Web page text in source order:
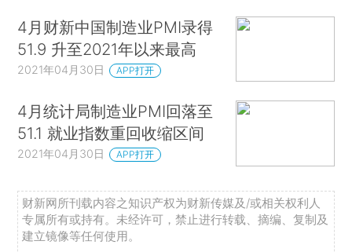
4月财新中国制造业PMI录得
51.9 升至2021年以来最高
2021年04月30日 APP打开
4月统计局制造业PMI回落至
51.1 就业指数重回收缩区间
2021年04月30日 APP打开
财新网所刊载内容之知识产权为财新传媒及/或相关权利人
专属所有或持有。未经许可，禁止进行转载、摘编、复制及
建立镜像等任何使用。